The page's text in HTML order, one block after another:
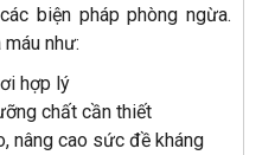
biện pháp phòng ngừa.
như:
hợp lý
chất cần thiết
nâng cao sức đề kháng